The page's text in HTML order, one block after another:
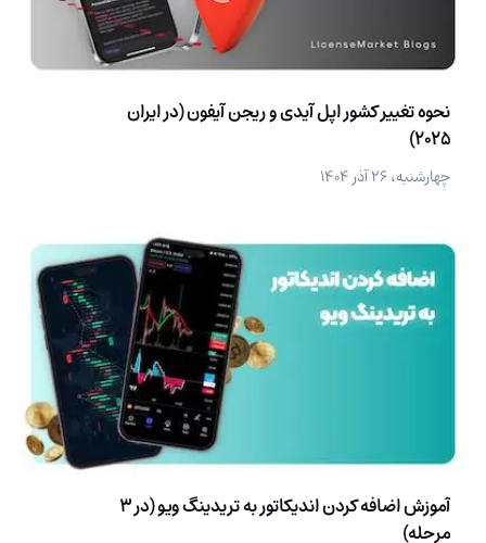
نحوه تغییر کشور اپل آیدی و ریجن آیفون (در ایران
2025)
چهارشنبه، ۲۶ آذر ۱۴۰۴
آموزش اضافه کردن اندیکاتور به تریدینگ ویو (در 3
مرحله)